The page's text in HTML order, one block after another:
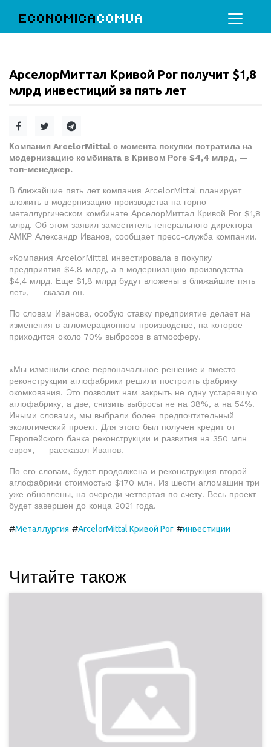
ECONOMICACOMUA
АрселорМиттал Кривой Рог получит $1,8
млрд инвестиций за пять лет
Компания ArcelorMittal с момента покупки потратила на
модернизацию комбината в Кривом Роге $4,4 млрд, —
топ-менеджер.
В ближайшие пять лет компания ArcelorMittal планирует
вложить в модернизацию производства на горно-
металлургическом комбинате АрселорМиттал Кривой Рог $1,8
млрд. Об этом заявил заместитель генерального директора
АМКР Александр Иванов, сообщает пресс-служба компании.
«Компания ArcelorMittal инвестировала в покупку
предприятия $4,8 млрд, а в модернизацию производства —
$4,4 млрд. Еще $1,8 млрд будут вложены в ближайшие пять
лет», — сказал он.
По словам Иванова, особую ставку предприятие делает на
изменения в агломерационном производстве, на которое
приходится около 70% выбросов в атмосферу.
«Мы изменили свое первоначальное решение и вместо
реконструкции аглофабрики решили построить фабрику
окомкования. Это позволит нам закрыть не одну устаревшую
аглофабрику, а две, снизить выбросы не на 38%, а на 54%.
Иными словами, мы выбрали более предпочтительный
экологический проект. Для этого был получен кредит от
Европейского банка реконструкции и развития на 350 млн
евро», — рассказал Иванов.
По его словам, будет продолжена и реконструкция второй
аглофабрики стоимостью $170 млн. Из шести агломашин три
уже обновлены, на очереди четвертая по счету. Весь проект
будет завершен до конца 2021 года.
#Металлургия #ArcelorMittal Кривой Рог #инвестиции
Читайте також